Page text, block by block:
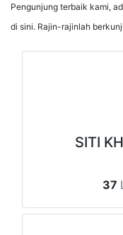
Pengunjung terbaik kami,
di sini. Rajin-rajinlah
SITI
37